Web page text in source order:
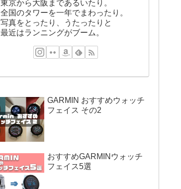
東京から大阪まであるいたり。
全国のタワーを一年でまわったり。
写真をとったり、うたったりと
最近はランニングがブーム。
GARMIN おすすめウォッチ
フェイス その2
おすすめGARMINウォッチ
フェイス5選